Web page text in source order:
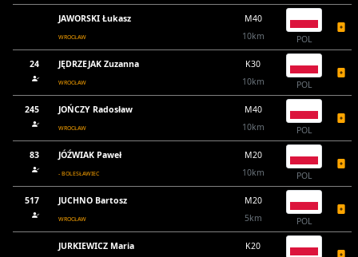
JAWORSKI Łukasz
WROCŁAW
M40
10km
POL
24 JĘDRZEJAK Zuzanna
WROCŁAW
K30
10km
POL
245 JOŃCZY Radosław
WROCŁAW
M40
10km
POL
83 JÓŹWIAK Paweł
- BOLESŁAWIEC
M20
10km
POL
517 JUCHNO Bartosz
WROCŁAW
M20
5km
POL
JURKIEWICZ Maria
K20